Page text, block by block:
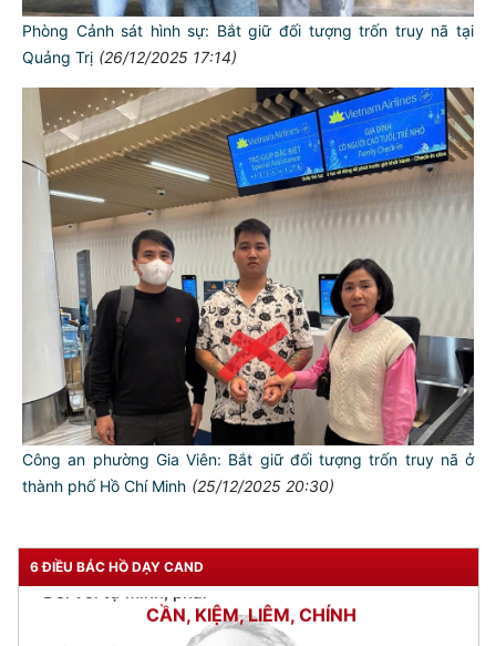
Phòng Cảnh sát hình sự: Bắt giữ đối tượng trốn truy nã tại
Quảng Trị (26/12/2025 17:14)
Công an phường Gia Viên: Bắt giữ đối tượng trốn truy nã ở
thành phố Hồ Chí Minh (25/12/2025 20:30)
6 ĐIỀU BÁC HỒ DẠY CAND
TƯ CÁCH
NGƯỜI CÔNG AN CÁCH MỆNH LÀ:
Đối với đồng sự, phải
THÂN ÁI GIÚP ĐỠ
Đối với chính phủ, phải